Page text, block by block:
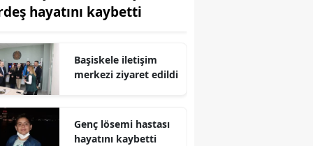
Edirne
Erzincan
Eskişehir
hayatını kaybetti
Başiskele iletişim
merkezi ziyaret edildi
Genç lösemi hastası
hayatını kaybetti